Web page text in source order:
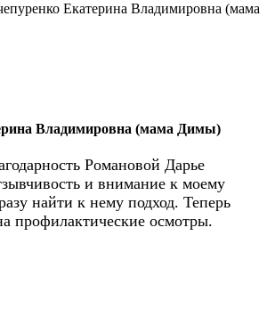
Екатерина Владимировна (мама
Владимировна (мама Димы)
Романовой Дарье
и внимание к моему
найти к нему подход. Теперь
профилактические осмотры.